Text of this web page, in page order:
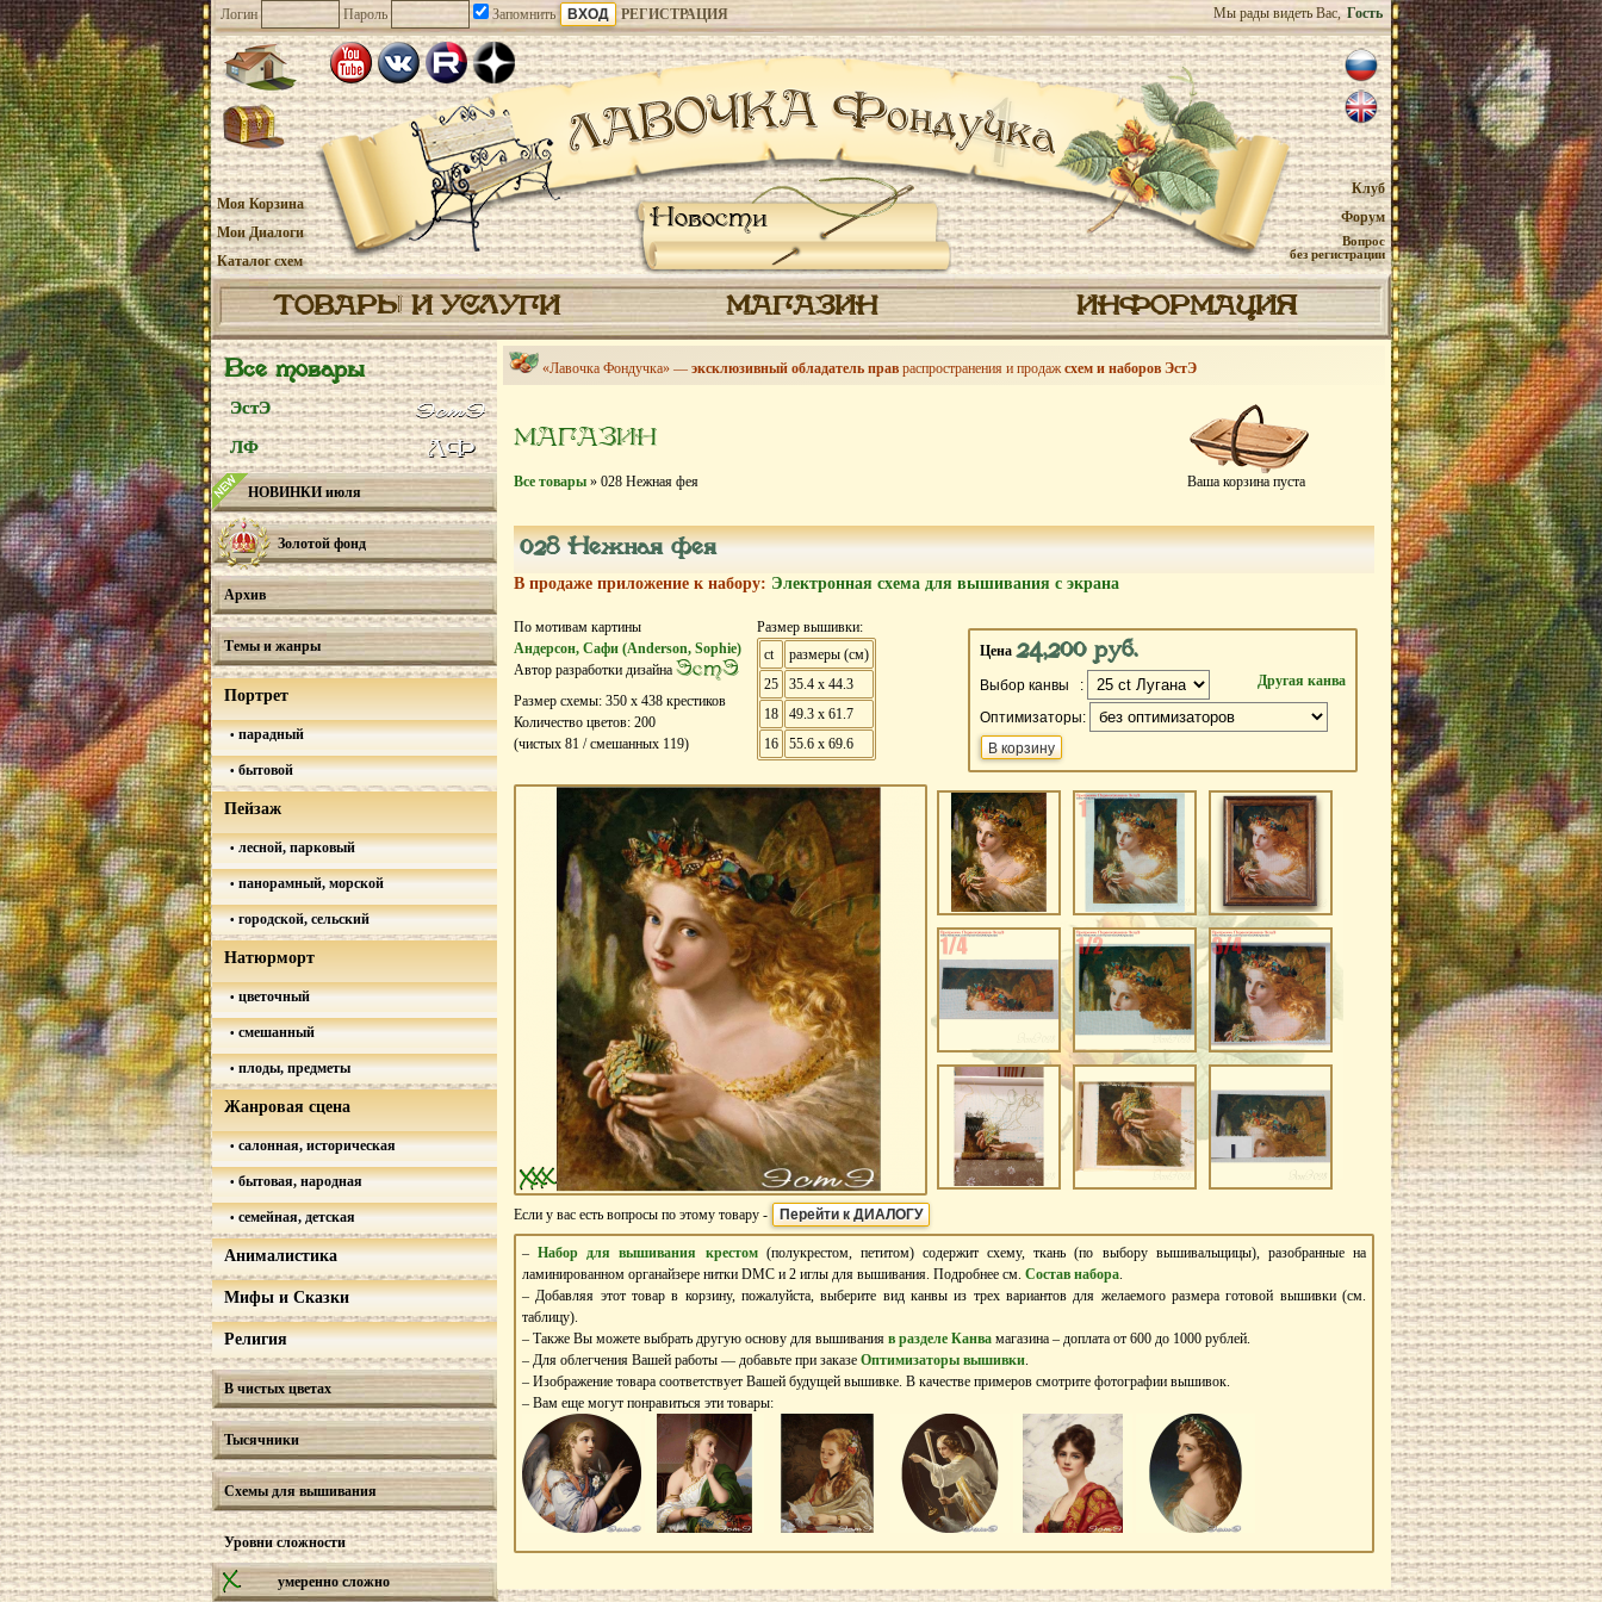
Логин Пароль Запомнить РЕГИСТРАЦИЯ Мы рады видеть Вас, Гость
Новости
Моя Корзина
Мои Диалоги
Каталог схем
Клуб
Форум
Вопрос
без регистрации
ТОВАРЫ И УСЛУГИ МАГАЗИН ИНФОРМАЦИЯ
Все товары
ЭстЭ
ЛФ
НОВИНКИ июля
Золотой фонд
Архив
Темы и жанры
Портрет
парадный
бытовой
Пейзаж
лесной, парковый
панорамный, морской
городской, сельский
Натюрморт
цветочный
смешанный
плоды, предметы
Жанровая сцена
салонная, историческая
бытовая, народная
семейная, детская
Анималистика
Мифы и Сказки
Религия
В чистых цветах
Тысячники
Схемы для вышивания
Уровни сложности
умеренно сложно
«Лавочка Фондучка» — эксклюзивный обладатель прав распространения и продажсхем и наборов ЭстЭ
Ваша корзина пуста
МАГАЗИН
Все товары » 028 Нежная фея
028 Нежная фея
В продаже приложение к набору: Электронная схема для вышивания с экрана
По мотивам картины
Андерсон, Сафи (Anderson, Sophie)
Автор разработки дизайна ЭстЭ
Размер схемы: 350 х 438 крестиков
Количество цветов: 200
(чистых 81 / смешанных 119)
Размер вышивки:
ct
размеры (см)
25
35.4 x 44.3
18
49.3 x 61.7
16
55.6 x 69.6
Цена24,200 руб.
Другая канва
Выбор канвы :
Оптимизаторы:
Если у вас есть вопросы по этому товару - Перейти к ДИАЛОГУ
–Набор для вышивания крестом(полукрестом, петитом) содержит схему, ткань (по выбору вышивальщицы), разобранные на
ламинированном органайзере нитки DMC и 2 иглы для вышивания. Подробнее см. Состав набора.
– Добавляя этот товар в корзину, пожалуйста, выберите вид канвы из трех вариантов для желаемого размера готовой вышивки (см.
таблицу).
– Также Вы можете выбрать другую основу для вышивания в разделе Канва магазина – доплата от 600 до 1000 рублей.
– Для облегчения Вашей работы — добавьте при заказе Оптимизаторы вышивки.
– Изображение товара соответствует Вашей будущей вышивке. В качестве примеров смотрите фотографии вышивок.
– Вам еще могут понравиться эти товары: